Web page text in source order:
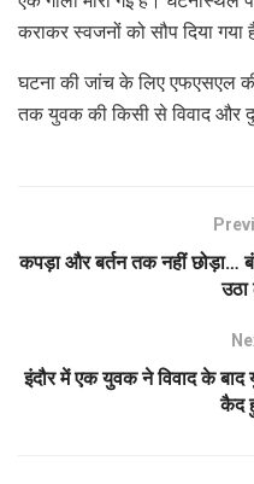
कराकर स्वजनों को सौप दिया
घटना की जांच के लिए एफएसएल
तक युवक की किसी से विवाद और
कपड़ा और बर्तन तक नहीं छोड़ा…
उठा
इंदौर में एक युवक ने विवाद के बाद
कैद